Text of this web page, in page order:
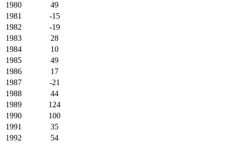
1980
49
1981
-15
1982
-19
1983
28
1984
10
1985
49
1986
17
1987
-21
1988
44
1989
124
1990
100
1991
35
1992
54